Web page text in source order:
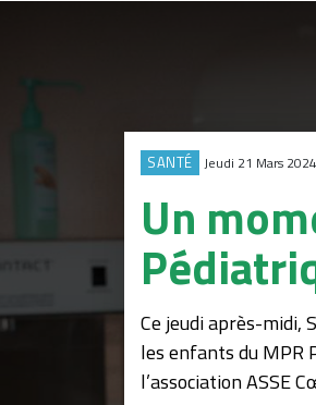
SANTÉ Jeudi 21 Mars
Un
Ce jeudi après-midi,
les enfants du MPR
l’association ASSE